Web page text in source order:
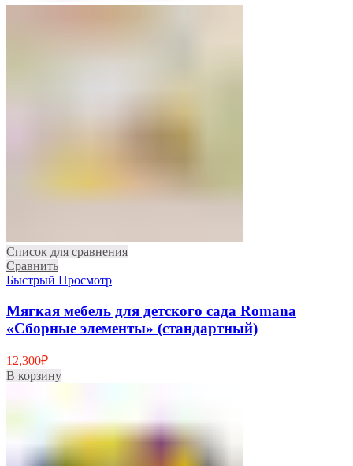
Список для сравнения
Сравнить
Быстрый Просмотр
Мягкая мебель для детского сада Romana
«Сборные элементы» (стандартный)
12,300₽
В корзину